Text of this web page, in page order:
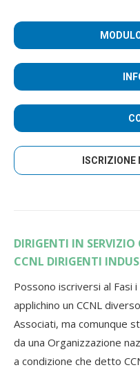
ISCRIZIONE
DIRIGENTI IN
CCNL DIRIGENTI
Possono iscriversi al Fasi
applichino un CCNL
Associati, ma comunque
da una Organizzazione
a condizione che detto